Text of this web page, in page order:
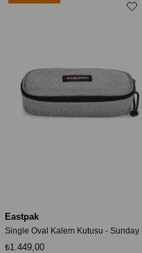
Eastpak
₺1.449,00